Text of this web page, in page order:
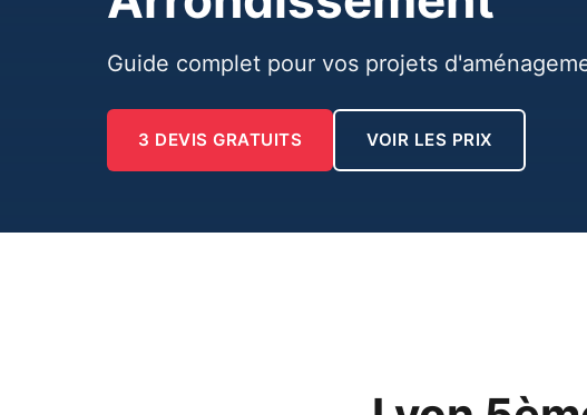
Guide complet pour vos projets
3 DEVIS GRATUITS VOIR LES PRIX